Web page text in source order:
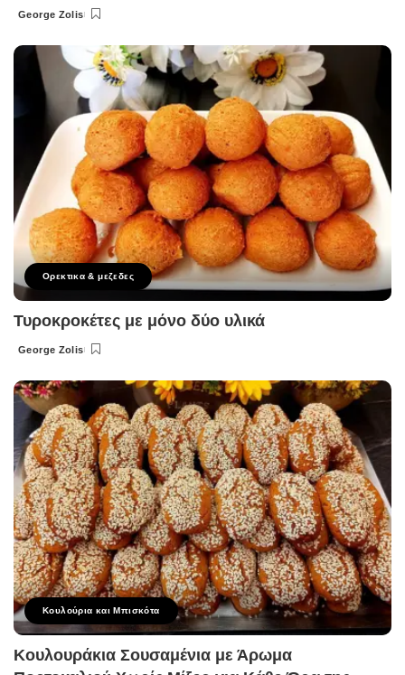
Posted
George Zolis
Ορεκτικα & μεζεδες
Τυροκροκέτες με μόνο δύο υλικά
Posted
George Zolis
Κουλούρια και Μπισκότα
Κουλουράκια Σουσαμένια με Άρωμα